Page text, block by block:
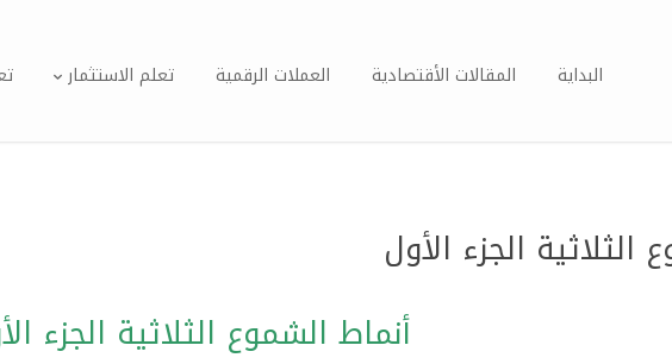
البداية المقالات الأقتصادية العملات الرقمية تعلم الاستثمار
الجزء الأول
أنماط الشموع الثلاثية الجزء